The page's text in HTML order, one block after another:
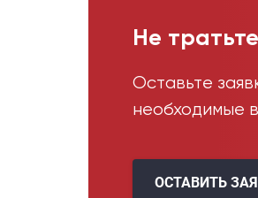
Не
Оставьте
необходимые
ОСТАВИТЬ